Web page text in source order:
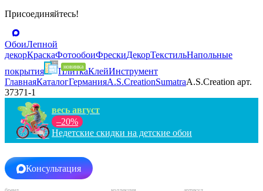
Присоединяйтесь!
ОбоиЛепной
декорКраскаФотообоиФрескиДекорТекстильНапольные
покрытия
ПлиткаКлейИнструмент
ГлавнаяКаталогГерманияA.S.CreationSumatraA.S.Creation арт.
37371-1
весь август
–20%
Недетские скидки на детские обои
Консультация